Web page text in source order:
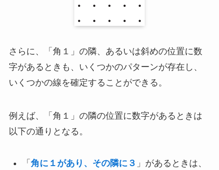
さらに、「角１」の隣、あるいは斜めの位置に数
字があるときも、いくつかのパターンが存在し、
いくつかの線を確定することができる。
例えば、「角１」の隣の位置に数字があるときは
以下の通りとなる。
「 角に１があり、その隣に３ 」があるときは、